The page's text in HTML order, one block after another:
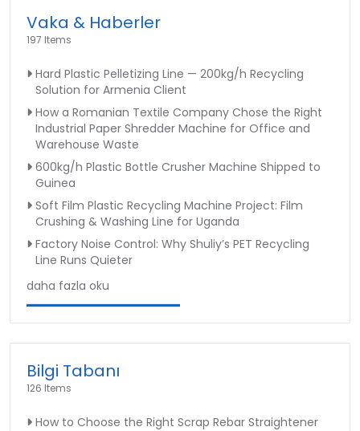
Vaka & Haberler
197 Items
Hard Plastic Pelletizing Line — 200kg/h Recycling
Solution for Armenia Client
How a Romanian Textile Company Chose the Right
Industrial Paper Shredder Machine for Office and
Warehouse Waste
600kg/h Plastic Bottle Crusher Machine Shipped to
Guinea
Soft Film Plastic Recycling Machine Project: Film
Crushing & Washing Line for Uganda
Factory Noise Control: Why Shuliy’s PET Recycling
Line Runs Quieter
daha fazla oku
Bilgi Tabanı
126 Items
How to Choose the Right Scrap Rebar Straightener